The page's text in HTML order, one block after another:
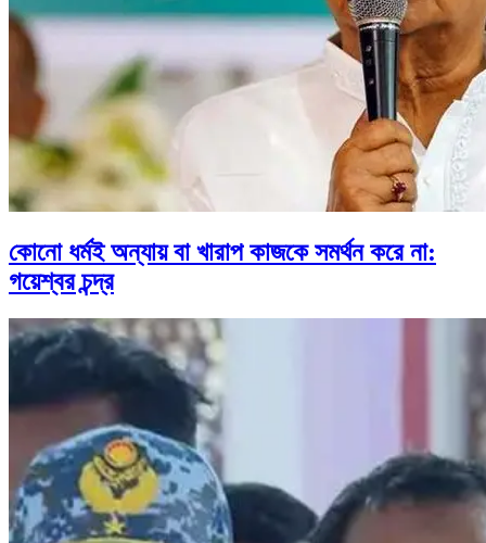
কোনো ধর্মই অন্যায় বা খারাপ কাজকে সমর্থন করে না:
গয়েশ্বর চন্দ্র